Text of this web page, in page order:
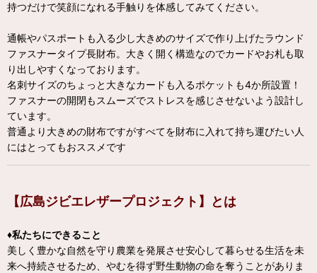
持つだけで笑顔になれる手触りを体感してみてください。
通帳やパスポートも入る少し大きめのサイズで作り上げたラウンド
ファスナータイプ長財布。大きく開く構造なのでカードやお札も取
り出しやすくなっております。
名刺サイズのちょっと大きなカードも入るポケットも4か所設置！
ファスナーの開閉もスムーズでストレスを感じさせないよう設計し
ています。
普通より大きめの財布ですがすべてを財布に入れて持ち運びたい人
にはとってもおススメです
【広島ジビエレザープロジェクト】とは
♦私たちにできること
美しく豊かな自然を守り農業を発展させ安心して暮らせる生活を未
来へ持続させるため、やむを得ず野生動物の命を奪うことがありま